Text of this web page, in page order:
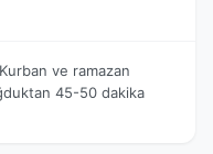
Kurban ve ramazan
45-50 dakika